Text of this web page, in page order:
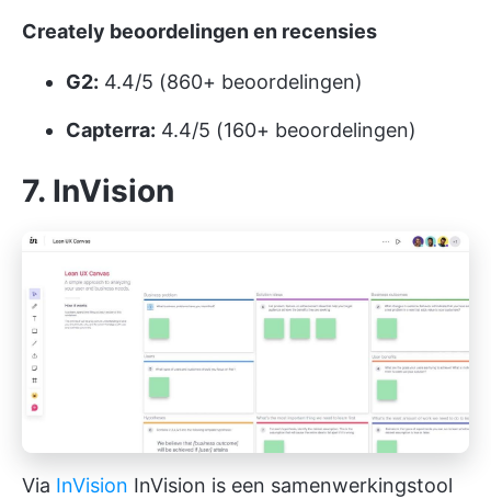
Creately beoordelingen en recensies
G2: 4.4/5 (860+ beoordelingen)
Capterra: 4.4/5 (160+ beoordelingen)
7. InVision
Via InVision InVision is een samenwerkingstool